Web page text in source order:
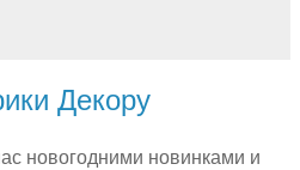
Декору
новогодними новинками и